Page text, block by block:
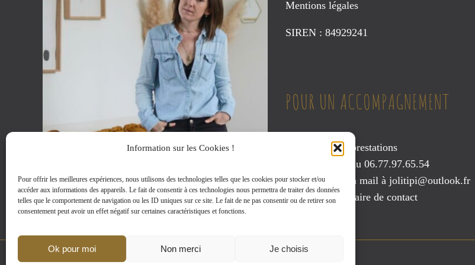
Information sur les Cookies !
Pour offrir les meilleures expériences, nous utilisons des technologies telles que les cookies pour stocker et/ou
accéder aux informations des appareils. Le fait de consentir à ces technologies nous permettra de traiter des données
telles que le comportement de navigation ou les ID uniques sur ce site. Le fait de ne pas consentir ou de retirer son
consentement peut avoir un effet négatif sur certaines caractéristiques et fonctions.
Ok pour moi Non merci Je choisis
Mentions légales
SIREN : 84929241
POUR UN ACCOMPAGNEMENT
Consultez mes prestations
Contactez-moi au 06.77.97.65.54
Envoyez-moi un mail à jolitipi@outlook.fr
ou via leformulaire de contact
MENTIONS LEGALES|